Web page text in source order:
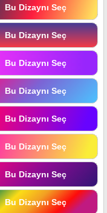
Bu Dizaynı Seç
Bu Dizaynı Seç
Bu Dizaynı Seç
Bu Dizaynı Seç
Bu Dizaynı Seç
Bu Dizaynı Seç
Bu Dizaynı Seç
Bu Dizaynı Seç